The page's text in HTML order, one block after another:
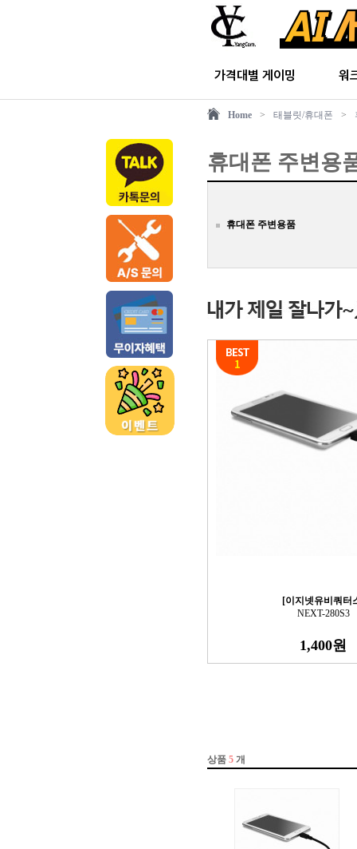
가격대별 게이밍 워
Home > 태블릿/휴대폰 >
휴대폰 주변용
휴대폰 주변용품
[이지넷유비쿼터
NEXT-280S3
1,400원